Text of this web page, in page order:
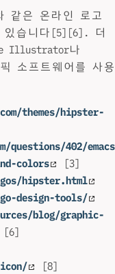
같은 온라인 로고
있습니다[5][6]. 더
Illustrator나
소프트웨어를 사용
themes/hipster-
questions/402/emacs
colors
[3]
hipster.html
design-tools/
blog/graphic-
[6]
icon/
[8]